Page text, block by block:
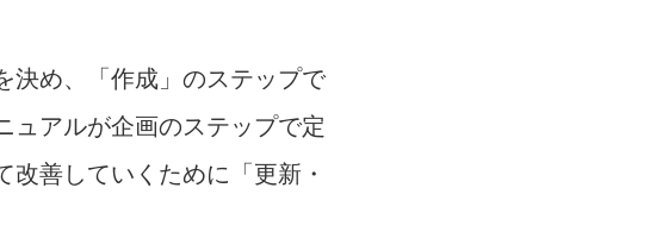
決め、「作成」のステップで
ュアルが企画のステップで定
善していくために「更新・